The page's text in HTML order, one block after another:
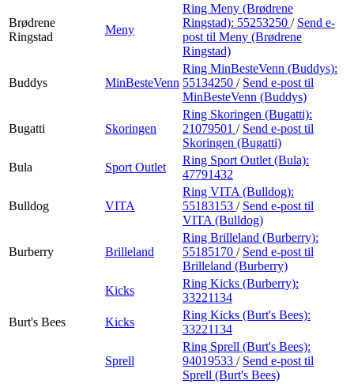
Brødrene
Ringstad
Meny
Ring Meny (Brødrene
Ringstad): 55253250 / Send e-
post til Meny (Brødrene
Ringstad)
Buddys MinBesteVenn
Ring MinBesteVenn (Buddys):
55134250 / Send e-post til
MinBesteVenn (Buddys)
Bugatti Skoringen
Ring Skoringen (Bugatti):
21079501 / Send e-post til
Skoringen (Bugatti)
Bula
Sport Outlet
Ring Sport Outlet (Bula):
47791432
Bulldog VITA
Ring VITA (Bulldog):
55183153 / Send e-post til
VITA (Bulldog)
Burberry Brilleland
Ring Brilleland (Burberry):
55185170 / Send e-post til
Brilleland (Burberry)
Kicks
Ring Kicks (Burberry):
33221134
Burt's Bees
Kicks
Ring Kicks (Burt's Bees):
33221134
Sprell
Ring Sprell (Burt's Bees):
94019533 / Send e-post til
Sprell (Burt's Bees)